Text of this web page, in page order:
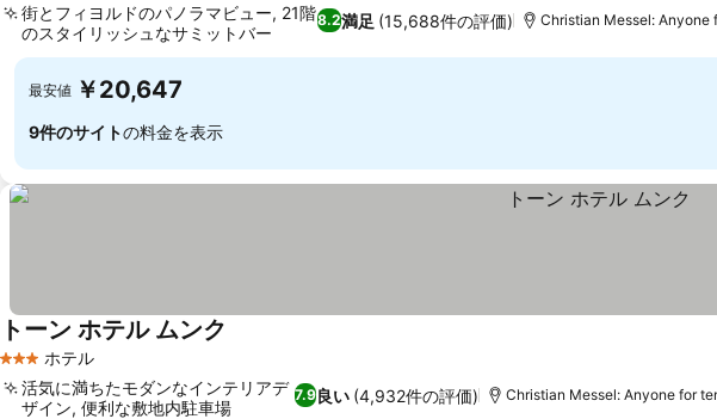
8.2満足 (15,688件の評価)
街とフィヨルドのパノラマビュー, 21階
のスタイリッシュなサミットバー
Christian Messel: Anyone
最安値 ￥20,647
9件のサイトの料金を表示
3 ホテルのランク
ホテル
トーン ホテル ムンク
7.9良い (4,932件の評価)
活気に満ちたモダンなインテリアデ
ザイン, 便利な敷地内駐車場
Christian Messel: Anyone for